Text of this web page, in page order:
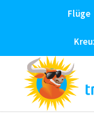
Flüge